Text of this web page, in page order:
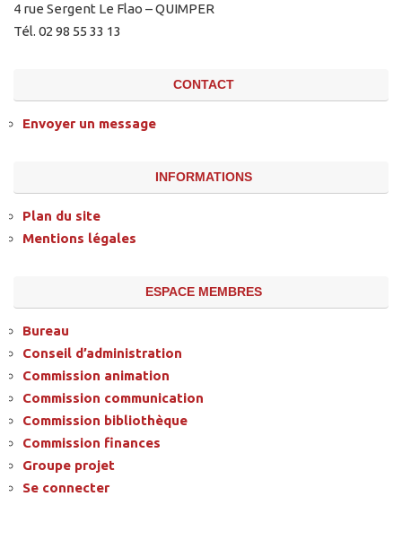
4 rue Sergent Le Flao – QUIMPER
Tél. 02 98 55 33 13
CONTACT
Envoyer un message
INFORMATIONS
Plan du site
Mentions légales
ESPACE MEMBRES
Bureau
Conseil d’administration
Commission animation
Commission communication
Commission bibliothèque
Commission finances
Groupe projet
Se connecter